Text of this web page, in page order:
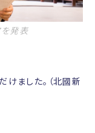
を発表
ました。（北國新